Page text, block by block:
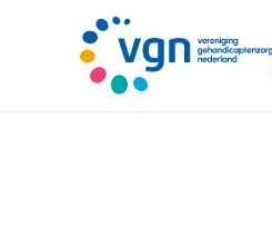
hoofdinhoud